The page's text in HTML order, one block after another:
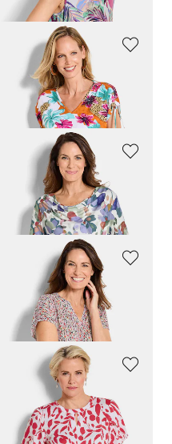
GOLDNER
99,00 CHF119,00 CHF
Jerseyshirt mit Wasserfallausschnitt
69,00 CHF119,00 CHF
GOLDNER
Jersey-Shirt mit Millefleurs-Print
74,00 CHF129,00 CHF
Elegante Bluse mit Tulpenärmeln
119,00 CHF159,00 CHF